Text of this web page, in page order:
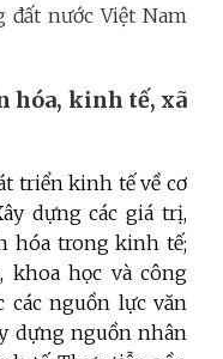
đất nước Việt Nam
hóa, kinh tế, xã
triển kinh tế về cơ
dựng các giá trị,
hóa trong kinh tế;
khoa học và công
nguồn lực văn
dựng nguồn nhân